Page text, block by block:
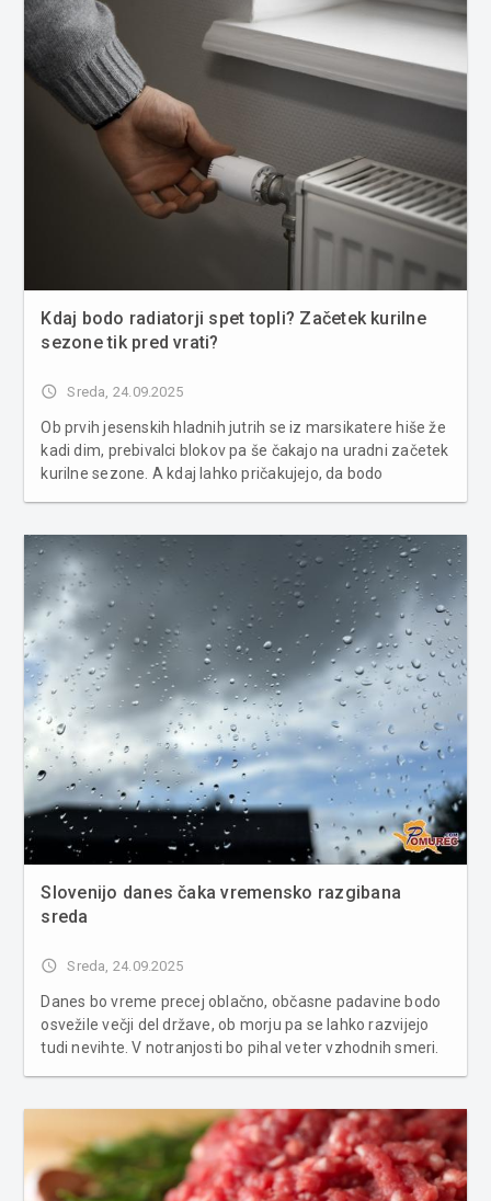
Kdaj bodo radiatorji spet topli? Začetek kurilne
sezone tik pred vrati?
access_time Sreda, 24.09.2025
Ob prvih jesenskih hladnih jutrih se iz marsikatere hiše že
kadi dim, prebivalci blokov pa še čakajo na uradni začetek
kurilne sezone. A kdaj lahko pričakujejo, da bodo
Slovenijo danes čaka vremensko razgibana
sreda
access_time Sreda, 24.09.2025
Danes bo vreme precej oblačno, občasne padavine bodo
osvežile večji del države, ob morju pa se lahko razvijejo
tudi nevihte. V notranjosti bo pihal veter vzhodnih smeri.
kjer se bodo povzpel...